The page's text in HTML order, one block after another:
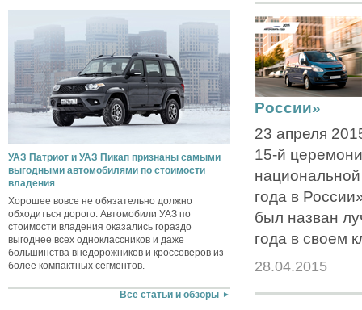
УАЗ Патриот и УАЗ Пикап признаны самыми
выгодными автомобилями по стоимости
владения
Хорошее вовсе не обязательно должно
обходиться дорого. Автомобили УАЗ по
стоимости владения оказались гораздо
выгоднее всех одноклассников и даже
большинства внедорожников и кроссоверов из
более компактных сегментов.
Все статьи и обзоры
России»
23 апреля
15-й
года в
был назван
года в своем
28.04.2015